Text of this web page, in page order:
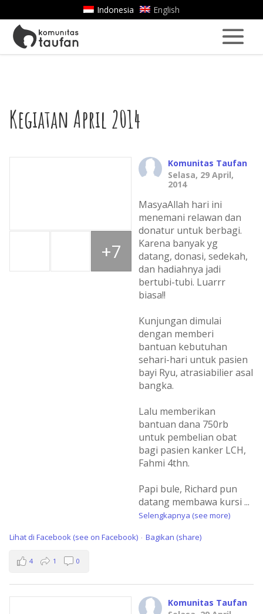
Indonesia English
Kegiatan April 2014
Komunitas Taufan
Selasa, 29 April,
2014
MasyaAllah hari ini
menemani relawan dan
donatur untuk berbagi.
Karena banyak yg
datang, donasi, sedekah,
dan hadiahnya jadi
bertubi-tubi. Luarrr
biasa!!
Kunjungan dimulai
dengan memberi
bantuan kebutuhan
sehari-hari untuk pasien
bayi Ryu, atrasiabilier asal
bangka.
Lalu memberikan
bantuan dana 750rb
untuk pembelian obat
bagi pasien kanker LCH,
Fahmi 4thn.
Papi bule, Richard pun
datang membawa kursi...
Selengkapnya (see more)
+7
Lihat di Facebook (see on Facebook) · Bagikan (share)
4 1 0
Komunitas Taufan